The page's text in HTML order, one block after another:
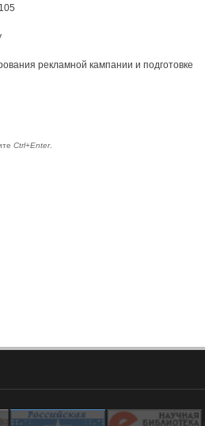
рекламной кампании и подготовке
Ctrl+Enter.